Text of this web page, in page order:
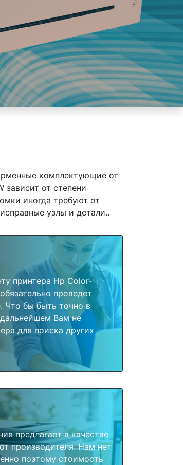
комплектующие от
от степени
иногда требуют от
узлы и детали..
принтера Hp Color-
проведет
Что бы быть точно в
Вам не
для поиска других
предлагает в качестве
производителя. Нам нет
поэтому стоимость